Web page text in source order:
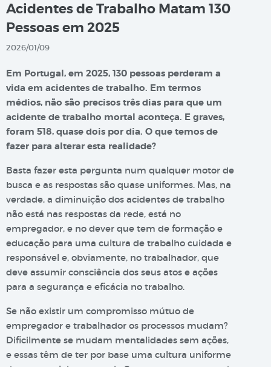
Acidentes de Trabalho Matam 130
Pessoas em 2025
2026/01/09
Em Portugal, em 2025, 130 pessoas perderam a
vida em acidentes de trabalho. Em termos
médios, não são precisos três dias para que um
acidente de trabalho mortal aconteça. E graves,
foram 518, quase dois por dia. O que temos de
fazer para alterar esta realidade?
Basta fazer esta pergunta num qualquer motor de
busca e as respostas são quase uniformes. Mas, na
verdade, a diminuição dos acidentes de trabalho
não está nas respostas da rede, está no
empregador, e no dever que tem de formação e
educação para uma cultura de trabalho cuidada e
responsável e, obviamente, no trabalhador, que
deve assumir consciência dos seus atos e ações
para a segurança e eficácia no trabalho.
Se não existir um compromisso mútuo de
empregador e trabalhador os processos mudam?
Dificilmente se mudam mentalidades sem ações,
e essas têm de ter por base uma cultura uniforme